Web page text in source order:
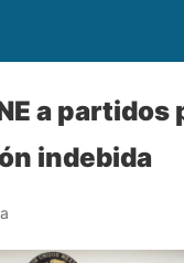
a
indebida